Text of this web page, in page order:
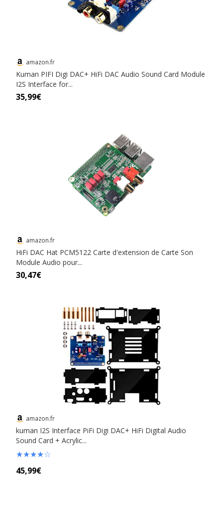
amazon.fr
Kuman PIFI Digi DAC+ HiFi DAC Audio Sound Card Module
I2S Interface for...
35,99€
amazon.fr
HiFi DAC Hat PCM5122 Carte d'extension de Carte Son
Module Audio pour...
30,47€
amazon.fr
kuman I2S Interface PiFi Digi DAC+ HiFi Digital Audio
Sound Card + Acrylic...
★★★★☆
45,99€